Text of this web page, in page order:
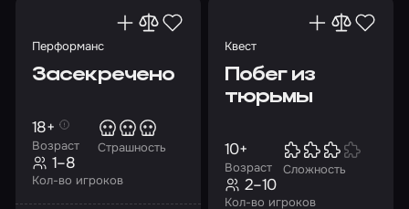
Перформанс
Засекречено
Возраст
18+
Страшность
Кол-во игроков
1–8
Квест
Побег из
тюрьмы
Возраст
10+
Сложность
Кол-во игроков
2–10